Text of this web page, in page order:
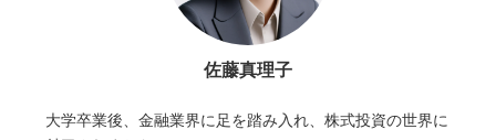
佐藤真理子
大学卒業後、金融業界に足を踏み入れ、株式投資の世界に